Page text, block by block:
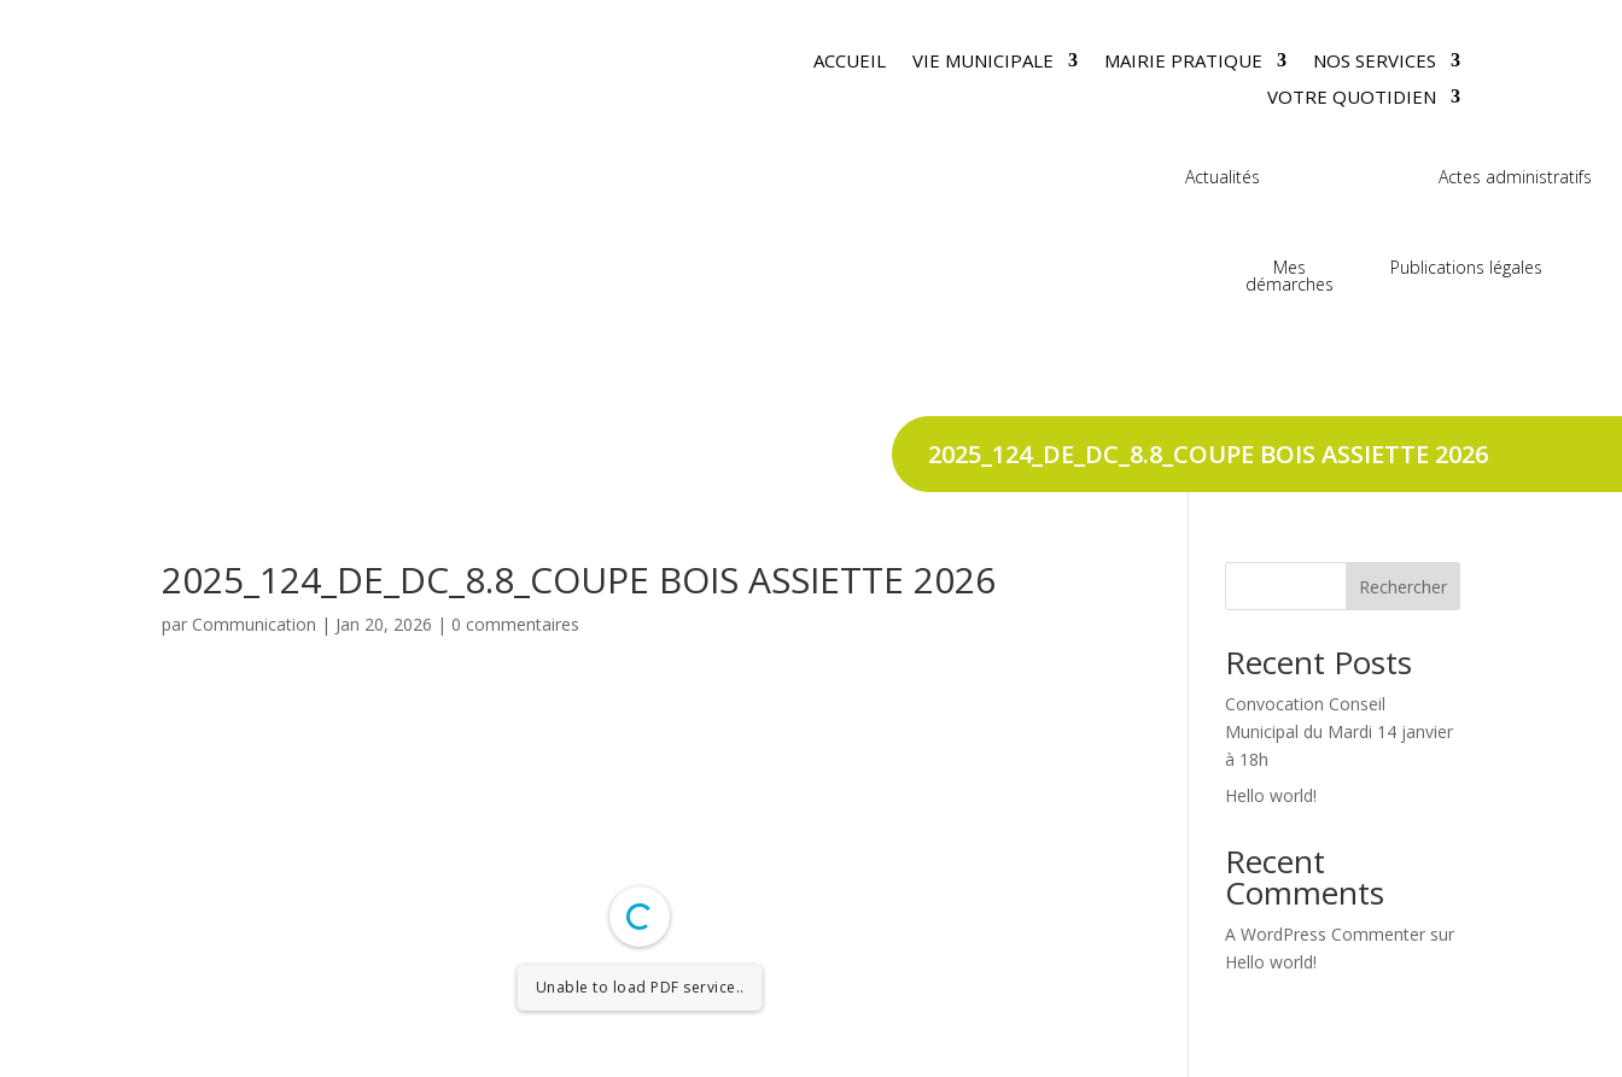
ACCUEIL VIE MUNICIPALE MAIRIE PRATIQUE
NOS SERVICES
VOTRE QUOTIDIEN
Actualités Actes administratifs
Mes
démarches
Publications légales
2025_124_DE_DC_8.8_COUPE BOIS ASSIETTE 2026
2025_124_DE_DC_8.8_COUPE BOIS ASSIETTE 2026
par Communication | Jan 20, 2026 | 0 commentaires
Unable to load PDF service..
Rechercher
Recent Posts
Convocation Conseil
Municipal du Mardi 14 janvier
à 18h
Hello world!
Recent
Comments
A WordPress Commenter sur
Hello world!